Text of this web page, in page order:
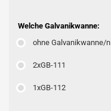
Welche Galvanikwanne:
ohne Galvanikwanne/n
2xGB-111
1xGB-112